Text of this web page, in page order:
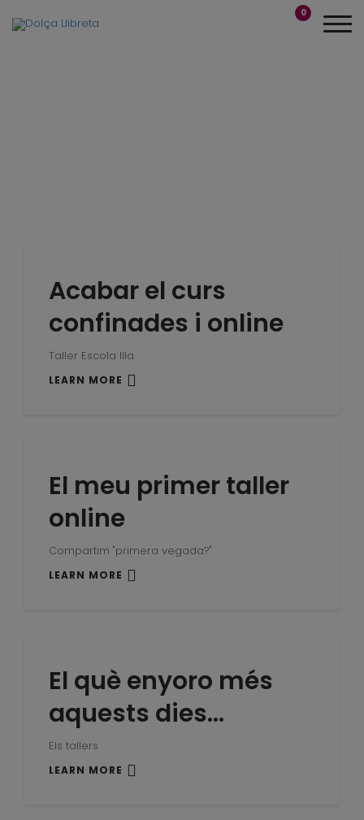
0
Acabar el curs
confinades i online
Taller Escola Illa
LEARN MORE
El meu primer taller
online
Compartim "primera vegada?"
LEARN MORE
El què enyoro més
aquests dies…
Els tallers
LEARN MORE